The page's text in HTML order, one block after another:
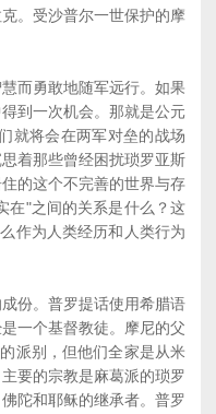
。受沙普尔一世保护的摩
而勇敢地随军远行。如果
到一次机会。那就是公元
就将会在两军对垒的战场
着那些曾经困扰琐罗亚斯
的这个不完善的世界与存
在"之间的关系是什么？这
作为人类经历和人类行为
份。普罗提话使用希腊语
一个基督教徒。摩尼的父
派别，但他们全家是从米
要的宗教是麻葛派的琐罗
陀和耶稣的继承者。普罗